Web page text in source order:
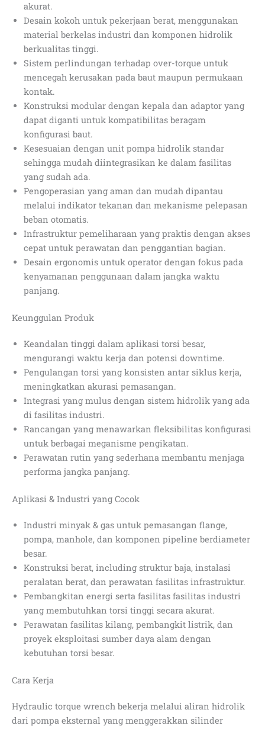
akurat.
Desain kokoh untuk pekerjaan berat, menggunakan
material berkelas industri dan komponen hidrolik
berkualitas tinggi.
Sistem perlindungan terhadap over-torque untuk
mencegah kerusakan pada baut maupun permukaan
kontak.
Konstruksi modular dengan kepala dan adaptor yang
dapat diganti untuk kompatibilitas beragam
konfigurasi baut.
Kesesuaian dengan unit pompa hidrolik standar
sehingga mudah diintegrasikan ke dalam fasilitas
yang sudah ada.
Pengoperasian yang aman dan mudah dipantau
melalui indikator tekanan dan mekanisme pelepasan
beban otomatis.
Infrastruktur pemeliharaan yang praktis dengan akses
cepat untuk perawatan dan penggantian bagian.
Desain ergonomis untuk operator dengan fokus pada
kenyamanan penggunaan dalam jangka waktu
panjang.
Keunggulan Produk
Keandalan tinggi dalam aplikasi torsi besar,
mengurangi waktu kerja dan potensi downtime.
Pengulangan torsi yang konsisten antar siklus kerja,
meningkatkan akurasi pemasangan.
Integrasi yang mulus dengan sistem hidrolik yang ada
di fasilitas industri.
Rancangan yang menawarkan fleksibilitas konfigurasi
untuk berbagai meganisme pengikatan.
Perawatan rutin yang sederhana membantu menjaga
performa jangka panjang.
Aplikasi & Industri yang Cocok
Industri minyak & gas untuk pemasangan flange,
pompa, manhole, dan komponen pipeline berdiameter
besar.
Konstruksi berat, including struktur baja, instalasi
peralatan berat, dan perawatan fasilitas infrastruktur.
Pembangkitan energi serta fasilitas fasilitas industri
yang membutuhkan torsi tinggi secara akurat.
Perawatan fasilitas kilang, pembangkit listrik, dan
proyek eksploitasi sumber daya alam dengan
kebutuhan torsi besar.
Cara Kerja
Hydraulic torque wrench bekerja melalui aliran hidrolik
dari pompa eksternal yang menggerakkan silinder